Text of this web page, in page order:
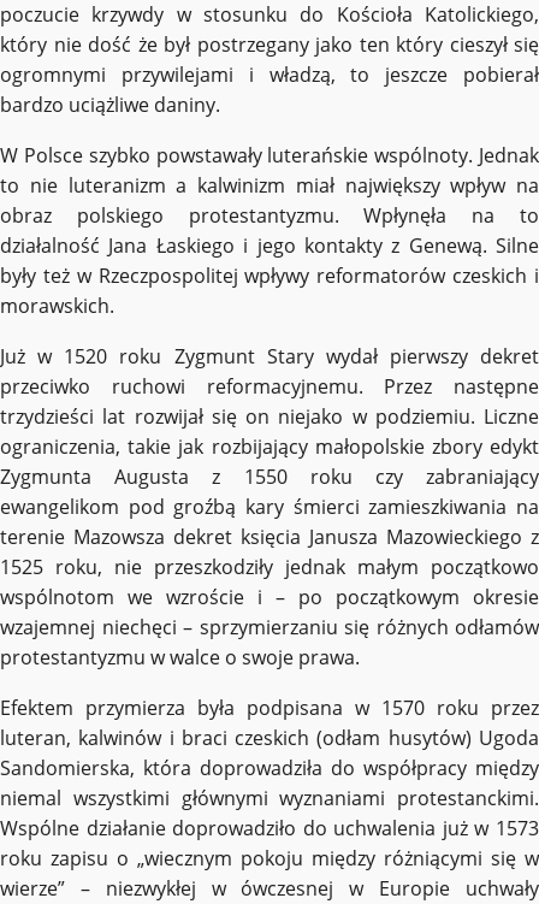
poczucie krzywdy w stosunku do Kościoła Katolickiego,
który nie dość że był postrzegany jako ten który cieszył się
ogromnymi przywilejami i władzą, to jeszcze pobierał
bardzo uciążliwe daniny.
W Polsce szybko powstawały luterańskie wspólnoty. Jednak
to nie luteranizm a kalwinizm miał największy wpływ na
obraz polskiego protestantyzmu. Wpłynęła na to
działalność Jana Łaskiego i jego kontakty z Genewą. Silne
były też w Rzeczpospolitej wpływy reformatorów czeskich i
morawskich.
Już w 1520 roku Zygmunt Stary wydał pierwszy dekret
przeciwko ruchowi reformacyjnemu. Przez następne
trzydzieści lat rozwijał się on niejako w podziemiu. Liczne
ograniczenia, takie jak rozbijający małopolskie zbory edykt
Zygmunta Augusta z 1550 roku czy zabraniający
ewangelikom pod groźbą kary śmierci zamieszkiwania na
terenie Mazowsza dekret księcia Janusza Mazowieckiego z
1525 roku, nie przeszkodziły jednak małym początkowo
wspólnotom we wzroście i – po początkowym okresie
wzajemnej niechęci – sprzymierzaniu się różnych odłamów
protestantyzmu w walce o swoje prawa.
Efektem przymierza była podpisana w 1570 roku przez
luteran, kalwinów i braci czeskich (odłam husytów) Ugoda
Sandomierska, która doprowadziła do współpracy między
niemal wszystkimi głównymi wyznaniami protestanckimi.
Wspólne działanie doprowadziło do uchwalenia już w 1573
roku zapisu o „wiecznym pokoju między różniącymi się w
wierze” – niezwykłej w ówczesnej w Europie uchwały